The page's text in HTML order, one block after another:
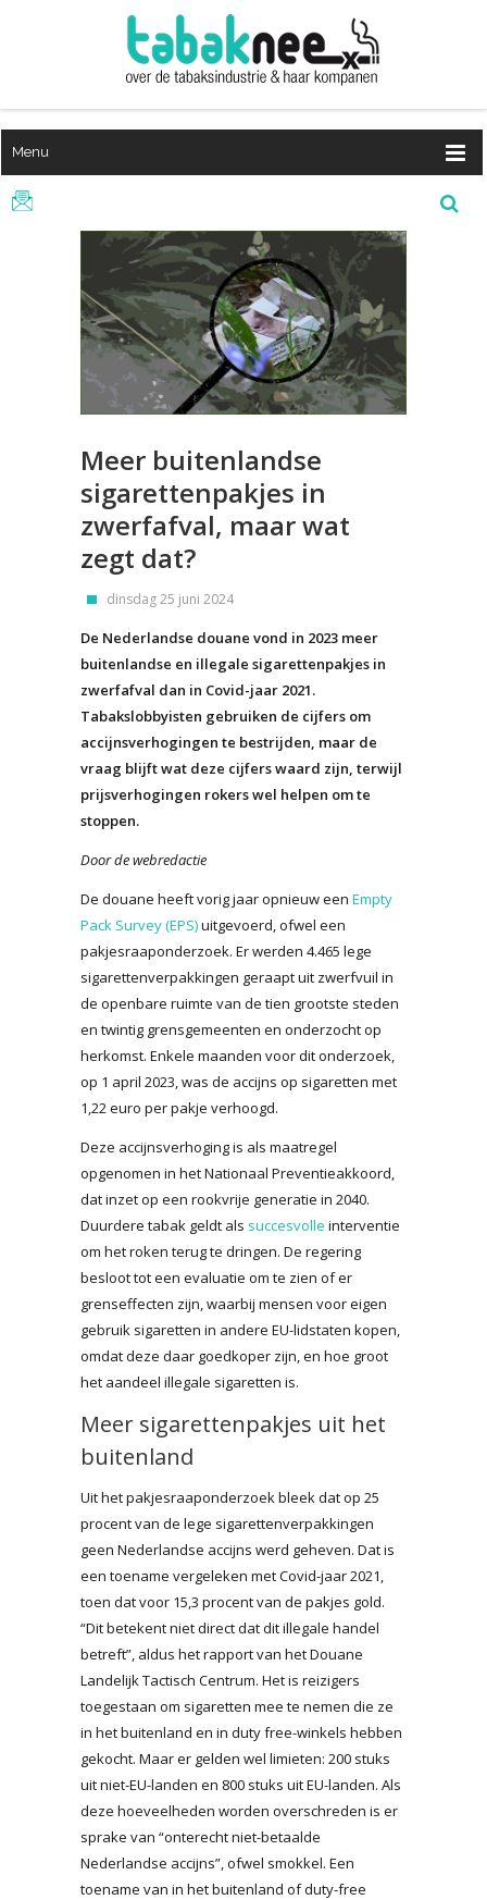
Menu
Meer buitenlandse
sigarettenpakjes in
zwerfafval, maar wat
zegt dat?
dinsdag 25 juni 2024
De Nederlandse douane vond in 2023 meer
buitenlandse en illegale sigarettenpakjes in
zwerfafval dan in Covid-jaar 2021.
Tabakslobbyisten gebruiken de cijfers om
accijnsverhogingen te bestrijden, maar de
vraag blijft wat deze cijfers waard zijn, terwijl
prijsverhogingen rokers wel helpen om te
stoppen.
Door de webredactie
De douane heeft vorig jaar opnieuw een Empty
Pack Survey (EPS)uitgevoerd, ofwel een
pakjesraaponderzoek. Er werden 4.465 lege
sigarettenverpakkingen geraapt uit zwerfvuil in
de openbare ruimte van de tien grootste steden
en twintig grensgemeenten en onderzocht op
herkomst. Enkele maanden voor dit onderzoek,
op 1 april 2023, was de accijns op sigaretten met
1,22 euro per pakje verhoogd.
Deze accijnsverhoging is als maatregel
opgenomen in het Nationaal Preventieakkoord,
dat inzet op een rookvrije generatie in 2040.
Duurdere tabak geldt als succesvolle interventie
om het roken terug te dringen. De regering
besloot tot een evaluatie om te zien of er
grenseffecten zijn, waarbij mensen voor eigen
gebruik sigaretten in andere EU-lidstaten kopen,
omdat deze daar goedkoper zijn, en hoe groot
het aandeel illegale sigaretten is.
Meer sigarettenpakjes uit het
buitenland
Uit het pakjesraaponderzoek bleek dat op 25
procent van de lege sigarettenverpakkingen
geen Nederlandse accijns werd geheven. Dat is
een toename vergeleken met Covid-jaar 2021,
toen dat voor 15,3 procent van de pakjes gold.
“Dit betekent niet direct dat dit illegale handel
betreft”, aldus het rapport van het Douane
Landelijk Tactisch Centrum. Het is reizigers
toegestaan om sigaretten mee te nemen die ze
in het buitenland en in duty free-winkels hebben
gekocht. Maar er gelden wel limieten: 200 stuks
uit niet-EU-landen en 800 stuks uit EU-landen. Als
deze hoeveelheden worden overschreden is er
sprake van “onterecht niet-betaalde
Nederlandse accijns”, ofwel smokkel. Een
toename van in het buitenland of duty-free